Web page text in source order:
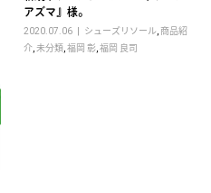
アズマ』様。
2020.07.06 シューズリソール 商品紹
介 ,未分類 ,福岡 彰 ,福岡 良司